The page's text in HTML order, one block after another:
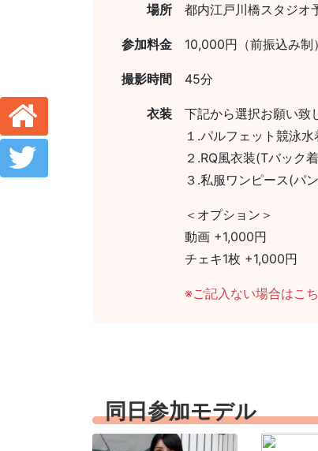
場所 都内江戸川橋スタジオ
参加料金 10,000円（前振込み制）
撮影時間 45分
衣装 下記から選択お願い致
１.パルフェット競泳
２.RQ風衣装(Tバック
３.私服ワンピース(パ
＜オプション＞
動画 +1,000円
チェキ1枚 +1,000円
※ご記入ない場合はこ
同日参加モデル